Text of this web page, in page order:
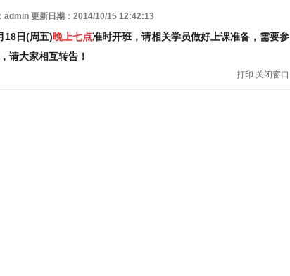
admin 更新日期：2014/10/15 12:42:13
18日(周五)晚上七点准时开班，请相关学员做好上课准备，需要参
请大家相互转告！
打印 关闭窗口